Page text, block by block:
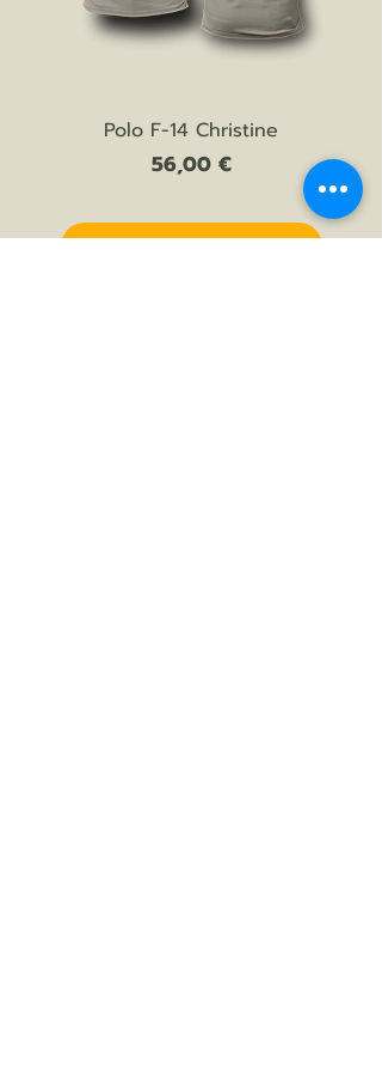
Polo F-14 Christine
Prezzo
56,00 €
AGGIUNGI AL CARRELLO